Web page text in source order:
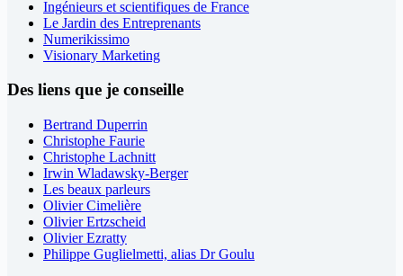
Ingénieurs et scientifiques de France
Le Jardin des Entreprenants
Numerikissimo
Visionary Marketing
Des liens que je conseille
Bertrand Duperrin
Christophe Faurie
Christophe Lachnitt
Irwin Wladawsky-Berger
Les beaux parleurs
Olivier Cimelière
Olivier Ertzscheid
Olivier Ezratty
Philippe Guglielmetti, alias Dr Goulu